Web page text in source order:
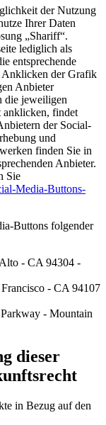
der Nutzung
Ihrer Daten
„Shariff“.
lediglich als
entsprechende
Anklicken der Grafik
Anbieter
die jeweiligen
anklicken, findet
der Social-
und
finden Sie in
Anbieter.
Sie
Media-Buttons-
Buttons folgender
- CA 94304 -
- CA 94107
- Mountain
dieser
in Bezug auf den